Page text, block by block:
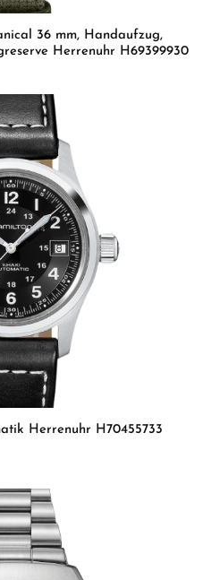
36 mm, Handaufzug,
Herrenuhr H69399930
Herrenuhr H70455733